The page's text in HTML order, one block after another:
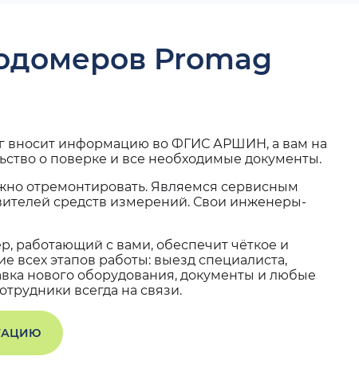
Promag
вносит информацию во ФГИС АРШИН, а вам на
о поверке и все необходимые документы.
отремонтировать. Являемся сервисным
средств измерений. Свои инженеры-
работающий с вами, обеспечит чёткое и
всех этапов работы: выезд специалиста,
нового оборудования, документы и любые
всегда на связи.